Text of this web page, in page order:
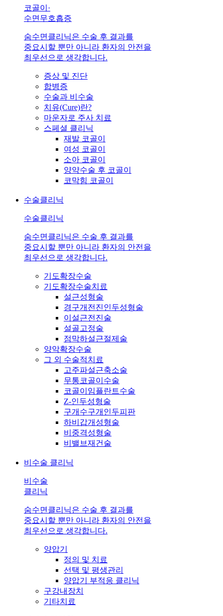
코골이·
수면무호흡증
숨수면클리닉은 수술 후 결과를
중요시할 뿐만 아니라 환자의 안전을
최우선으로 생각합니다.
증상 및 진단
합병증
수술과 비수술
치유(Cure)란?
마운자로 주사 치료
스페셜 클리닉
재발 코골이
여성 코골이
소아 코골이
양약수술 후 코골이
코막힘 코골이
수술클리닉
수술클리닉
숨수면클리닉은 수술 후 결과를
중요시할 뿐만 아니라 환자의 안전을
최우선으로 생각합니다.
기도확장수술
기도확장수술치료
설근성형술
경구개전진인두성형술
이설근전진술
설골고정술
점막하설근절제술
양악확장수술
그 외 수술적치료
고주파설근축소술
무통코골이수술
코골이임플란트수술
Z-인두성형술
구개수구개인두피판
하비갑개성형술
비중격성형술
비밸브재건술
비수술 클리닉
비수술
클리닉
숨수면클리닉은 수술 후 결과를
중요시할 뿐만 아니라 환자의 안전을
최우선으로 생각합니다.
양압기
정의 및 치료
선택 및 평생관리
양압기 부적응 클리닉
구강내장치
기타치료